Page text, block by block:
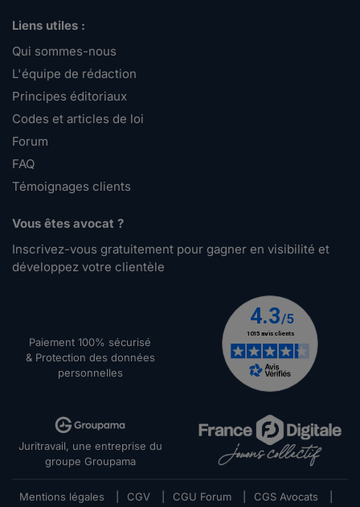
Liens utiles :
Qui sommes-nous
L'équipe de rédaction
Principes éditoriaux
Codes et articles de loi
Forum
FAQ
Témoignages clients
Vous êtes avocat ?
Inscrivez-vous gratuitement pour gagner en visibilité et
développez votre clientèle
Paiement 100% sécurisé
& Protection des données
personnelles
Juritravail, une entreprise du
groupe Groupama
Mentions légales CGV CGU Forum CGS Avocats